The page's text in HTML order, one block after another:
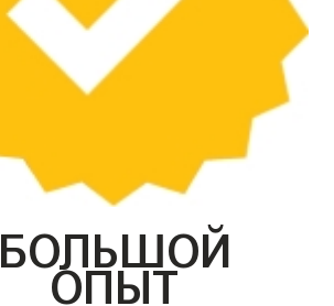
БОЛЬШОЙ
ОПЫТ